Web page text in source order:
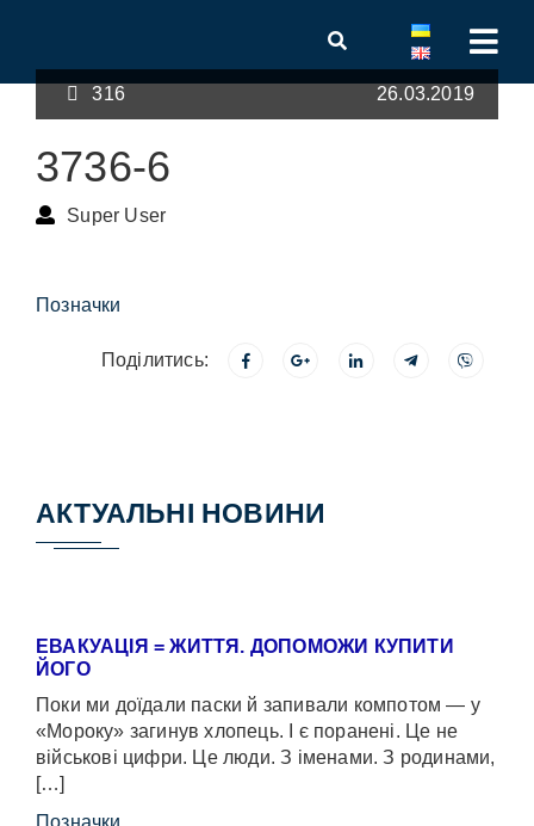
316 26.03.2019
3736-6
Super User
Позначки
Поділитись:
АКТУАЛЬНІ НОВИНИ
ЕВАКУАЦІЯ = ЖИТТЯ. ДОПОМОЖИ КУПИТИ
ЙОГО
Поки ми доїдали паски й запивали компотом — у
«Мороку» загинув хлопець. І є поранені. Це не
військові цифри. Це люди. З іменами. З родинами,
[…]
Позначки